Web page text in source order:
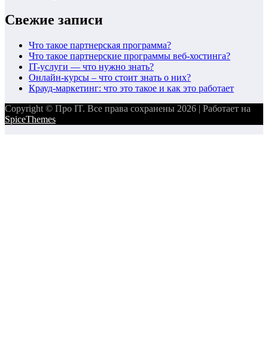
Свежие записи
Что такое партнерская программа?
Что такое партнерские программы веб-хостинга?
IT-услуги — что нужно знать?
Онлайн-курсы – что стоит знать о них?
Крауд-маркетинг: что это такое и как это работает
Copyright © Про IT. Все права сохранены 2026 | Работает на
SpiceThemes